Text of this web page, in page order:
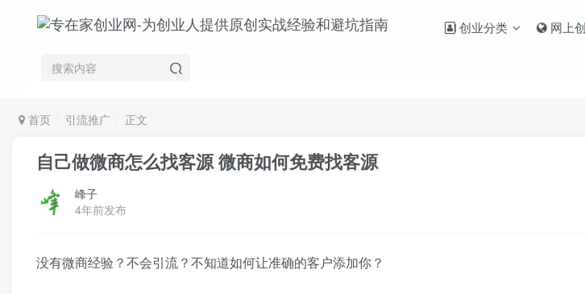
创业分类 网上
首页 引流推广 正文
自己做微商怎么找客源 微商如何免费找客源
峰子
4年前发布
没有微商经验？不会引流？不知道如何让准确的客户添加你？